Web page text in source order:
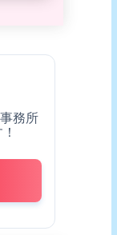
務所